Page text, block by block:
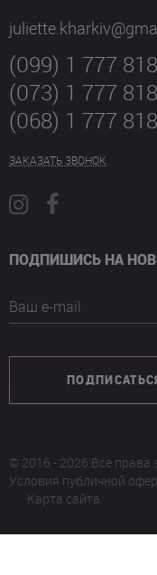
(099) 1 777 818
(073) 1 777 818
(068) 1 777 818
ЗАКАЗАТЬ ЗВОНОК
ПОДПИШИСЬ НА
Ваш e-mail
© 2016 - 2026 Все
Условия публичной
Карта сайта